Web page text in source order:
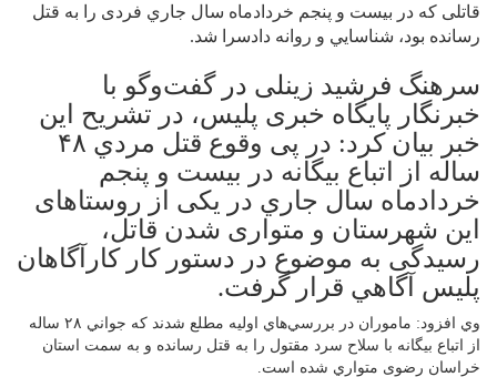
قاتلی كه در بيست و پنجم خردادماه سال جاري فردی را به قتل
رسانده بود، شناسايي و روانه دادسرا شد.
سرهنگ فرشید زینلی در گفت‌وگو با
خبرنگار پایگاه خبری پلیس، در تشریح این
خبر بيان كرد: در پی وقوع قتل مردي ۴۸
ساله از اتباع بيگانه در بيست و پنجم
خردادماه سال جاري در یکی از روستاهای
این شهرستان و متواری شدن قاتل،
رسیدگی به موضوع در دستور کار كارآگاهان
پليس آگاهي قرار گرفت.
وي افزود: ماموران در بررسي‌هاي اوليه مطلع شدند كه جواني ۲۸ ساله
از اتباع بيگانه با سلاح سرد مقتول را به قتل رسانده و به سمت استان
خراسان رضوی متواري شده است.